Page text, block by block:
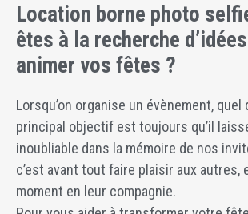
Location borne photo
êtes à la recherche
animer vos fêtes ?
Lorsqu’on organise un évènement, quel
principal objectif est toujours qu’il
inoubliable dans la mémoire de nos
c’est avant tout faire plaisir aux autres,
moment en leur compagnie.